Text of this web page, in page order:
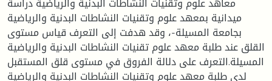
ميدانية بمعهد علوم وتقنيات النشاطات البدنية والرياضية
بجامعة المسيلة-، وقد هدفت إلى التعرف قياس مستوى
القلق عند طلبة معهد علوم تقنيات النشاطات البدنية والرياضية
المسيلة.التعرف على دلالة الفروق في مستوى قلق المستقبل
لدى طلبة معهد علوم وتقنيات النشاطات البدنية والرياضية